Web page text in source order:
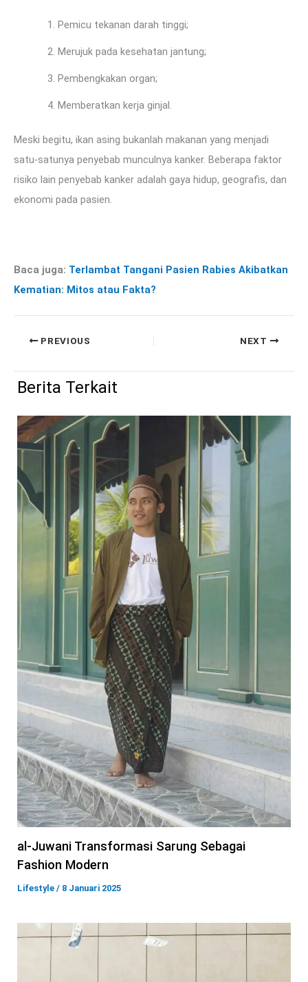
Pemicu tekanan darah tinggi;
Merujuk pada kesehatan jantung;
Pembengkakan organ;
Memberatkan kerja ginjal.
Meski begitu, ikan asing bukanlah makanan yang menjadi
satu-satunya penyebab munculnya kanker. Beberapa faktor
risiko lain penyebab kanker adalah gaya hidup, geografis, dan
ekonomi pada pasien.
Baca juga: Terlambat Tangani Pasien Rabies Akibatkan
Kematian: Mitos atau Fakta?
PREVIOUS NEXT
Berita Terkait
al-Juwani Transformasi Sarung Sebagai
Fashion Modern
Lifestyle / 8 Januari 2025